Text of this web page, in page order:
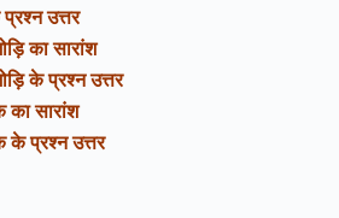
उत्तर
का सारांश
के प्रश्न उत्तर
का सारांश
के प्रश्न उत्तर